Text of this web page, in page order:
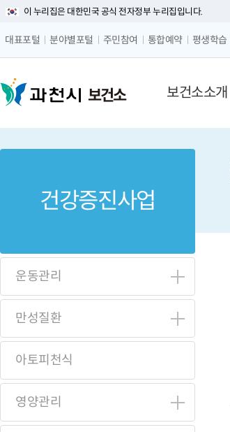
이 누리집은 대한민국 공식 전자정부 누리집입니다.
대표포털 분야별포털 주민참여 통합예약 평생학습
보건소
메뉴 구성
보건소소개
건강증진사업
운동관리
만성질환
아토피천식
영양관리